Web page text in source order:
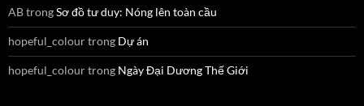
ABtrongSơ đồ tư duy: Nóng lên toàn cầu
hopeful_colourtrong Dự án
hopeful_colourtrong Ngày Đại Dương Thế Giới